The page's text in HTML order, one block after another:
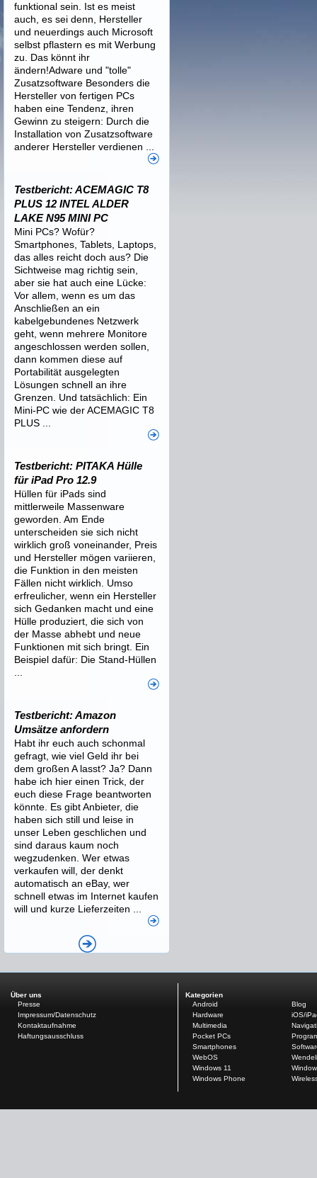
funktional sein. Ist es meist
auch, es sei denn, Hersteller
und neuerdings auch Microsoft
selbst pflastern es mit Werbung
zu. Das könnt ihr
ändern!Adware und "tolle"
Zusatzsoftware Besonders die
Hersteller von fertigen PCs
haben eine Tendenz, ihren
Gewinn zu steigern: Durch die
Installation von Zusatzsoftware
anderer Hersteller verdienen ...
Testbericht: ACEMAGIC T8
PLUS 12 INTEL ALDER
LAKE N95 MINI PC
Mini PCs? Wofür?
Smartphones, Tablets, Laptops,
das alles reicht doch aus? Die
Sichtweise mag richtig sein,
aber sie hat auch eine Lücke:
Vor allem, wenn es um das
Anschließen an ein
kabelgebundenes Netzwerk
geht, wenn mehrere Monitore
angeschlossen werden sollen,
dann kommen diese auf
Portabilität ausgelegten
Lösungen schnell an ihre
Grenzen. Und tatsächlich: Ein
Mini-PC wie der ACEMAGIC T8
PLUS ...
Testbericht: PITAKA Hülle
für iPad Pro 12.9
Hüllen für iPads sind
mittlerweile Massenware
geworden. Am Ende
unterscheiden sie sich nicht
wirklich groß voneinander, Preis
und Hersteller mögen variieren,
die Funktion in den meisten
Fällen nicht wirklich. Umso
erfreulicher, wenn ein Hersteller
sich Gedanken macht und eine
Hülle produziert, die sich von
der Masse abhebt und neue
Funktionen mit sich bringt. Ein
Beispiel dafür: Die Stand-Hüllen
Testbericht: Amazon
Umsätze anfordern
Habt ihr euch auch schonmal
gefragt, wie viel Geld ihr bei
dem großen A lasst? Ja? Dann
habe ich hier einen Trick, der
euch diese Frage beantworten
könnte. Es gibt Anbieter, die
haben sich still und leise in
unser Leben geschlichen und
sind daraus kaum noch
wegzudenken. Wer etwas
verkaufen will, der denkt
automatisch an eBay, wer
schnell etwas im Internet kaufen
will und kurze Lieferzeiten ...
Über uns
Presse
Impressum/Datenschutz
Kontaktaufnahme
Haftungsausschluss
Kategorien
Android
Blog
Hardware
iOS/
Multimedia
Pocket PCs
Smartphones
WebOS
Windows 11
Windows Phone